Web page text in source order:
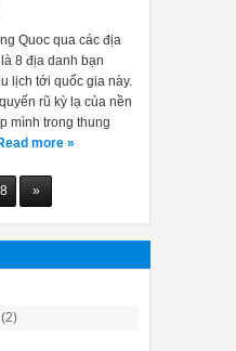
Quoc qua các địa
8 địa danh bạn
lịch tới quốc gia này.
rũ kỳ lạ của nền
mình trong thung
more »
»
(2)